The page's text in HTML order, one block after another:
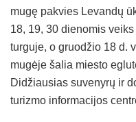
mugę pakvies Levandų
18, 19, 30 dienomis
turguje, o gruodžio 18 d.
mugėje šalia miesto
Didžiausias suvenyrų ir
turizmo informacijos